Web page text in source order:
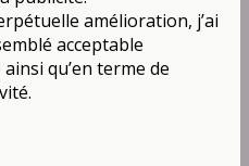
amélioration, j’ai
acceptable
qu’en terme de